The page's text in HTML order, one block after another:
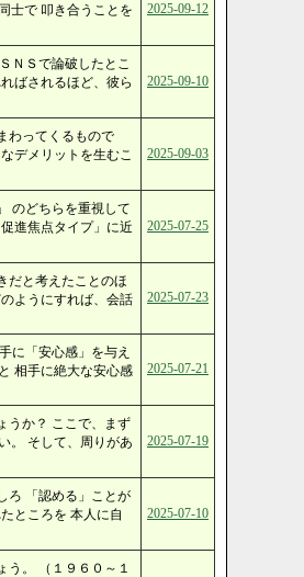
士で 叩き合うことを
2025-09-12
ＮＳで論破したとこ
ばされるほど、彼ら
2025-09-10
わってくるもので
デメリットを生むこ
2025-09-03
のどちらを重視して
進焦点タイプ」に近
2025-07-25
だと考えたことのほ
ようにすれば、会話
2025-07-23
に「安心感」を与え
相手に絶大な安心感
2025-07-21
うか？ ここで、まず
。 そして、周りがあ
2025-07-19
ろ 「認める」ことが
ところを 本人に自
2025-07-10
う。 （１９６０～１